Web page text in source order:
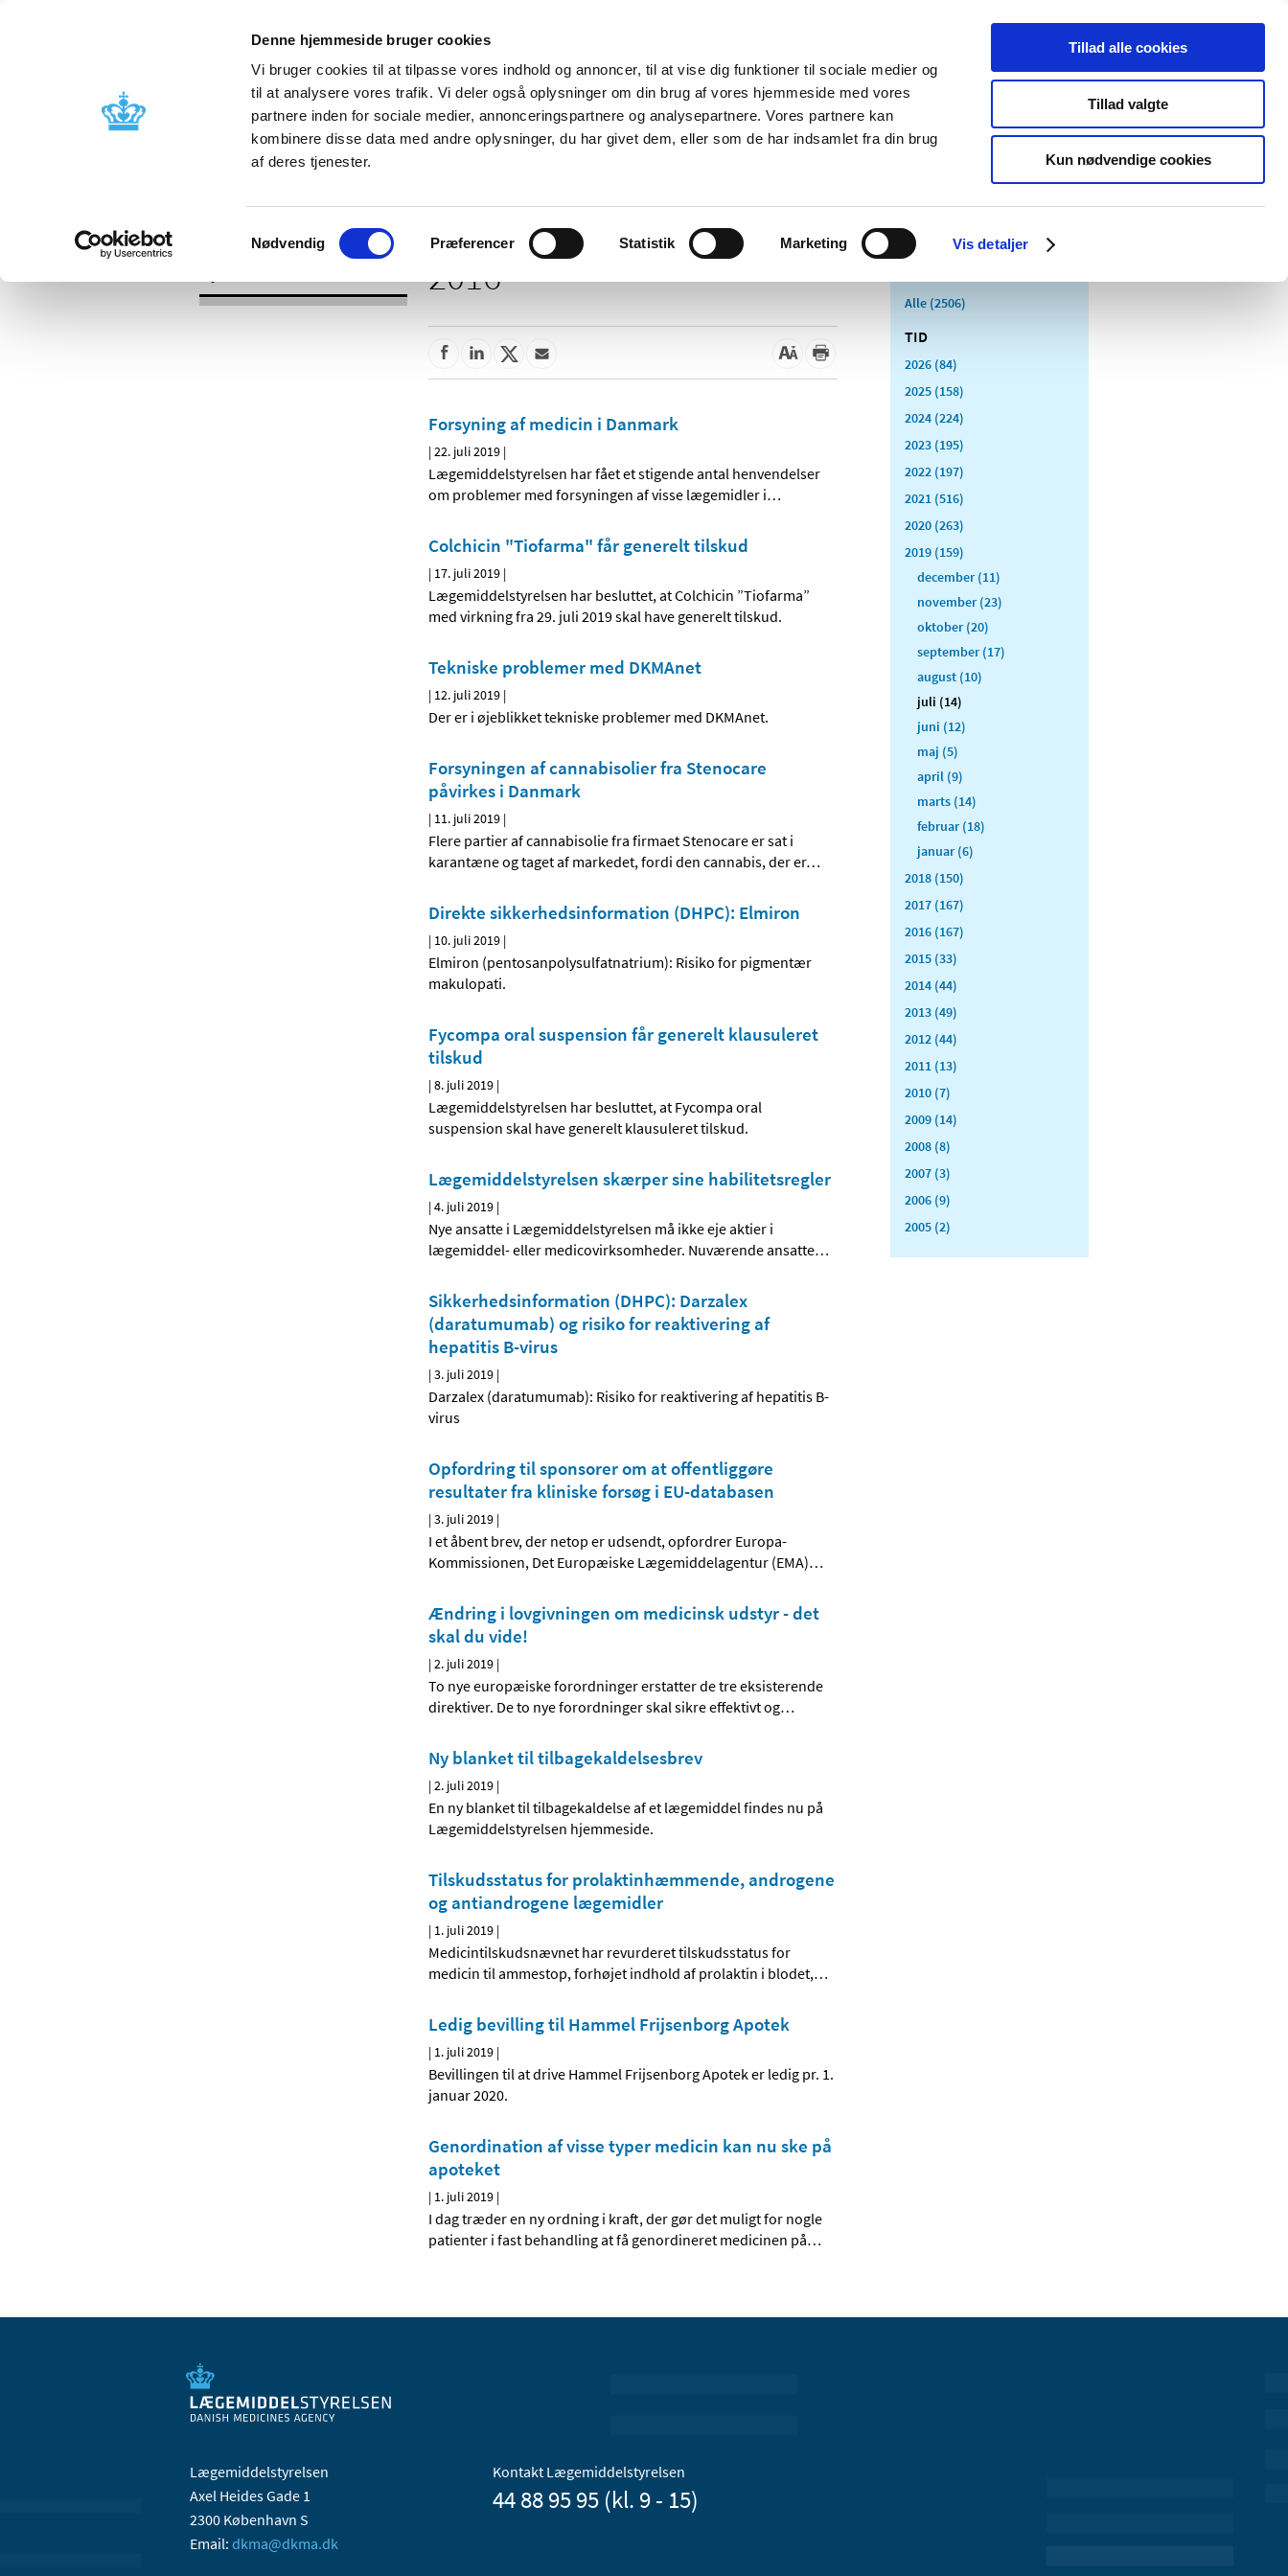
Denne hjemmeside bruger cookies
Vi bruger cookies til at tilpasse vores indhold og annoncer, til at vise dig funktioner til sociale medier og
til at analysere vores trafik. Vi deler også oplysninger om din brug af vores hjemmeside med vores
partnere inden for sociale medier, annonceringspartnere og analysepartnere. Vores partnere kan
kombinere disse data med andre oplysninger, du har givet dem, eller som de har indsamlet fra din brug
af deres tjenester.
Samtykkevalg
Nødvendig Præferencer Statistik Marketing Vis detaljer
Tillad alle cookies
Tillad valgte
Kun nødvendige cookies
Nyheder Om os Kontakt Udgivelser
Godkendelse og
Bivirkninger og
produktinformation
Tilskud og
Apoteker og salg af
Medicinsk
Særlige
produktområder
2016
Forsyning af medicin i Danmark
|22. juli 2019 |
Lægemiddelstyrelsen har fået et stigende antal henvendelser
om problemer med forsyningen af visse lægemidler i…
Colchicin "Tiofarma" får generelt tilskud
| 17. juli 2019 |
Lægemiddelstyrelsen har besluttet, at Colchicin ”Tiofarma”
med virkning fra 29. juli 2019 skal have generelt tilskud.
Tekniske problemer med DKMAnet
| 12. juli 2019 |
Der er i øjeblikket tekniske problemer med DKMAnet.
Forsyningen af cannabisolier fra Stenocare
påvirkes i Danmark
| 11. juli 2019 |
Flere partier af cannabisolie fra firmaet Stenocare er sat i
karantæne og taget af markedet, fordi den cannabis, der er…
Direkte sikkerhedsinformation (DHPC): Elmiron
| 10. juli 2019 |
Elmiron (pentosanpolysulfatnatrium): Risiko for pigmentær
makulopati.
Fycompa oral suspension får generelt klausuleret
tilskud
|8. juli 2019 |
Lægemiddelstyrelsen har besluttet, at Fycompa oral
suspension skal have generelt klausuleret tilskud.
Lægemiddelstyrelsen skærper sine habilitetsregler
|4. juli 2019 |
Nye ansatte i Lægemiddelstyrelsen må ikke eje aktier i
lægemiddel- eller medicovirksomheder. Nuværende ansatte…
Sikkerhedsinformation (DHPC): Darzalex
(daratumumab) og risiko for reaktivering af
hepatitis B-virus
|3. juli 2019 |
Darzalex (daratumumab): Risiko for reaktivering af hepatitis B-
virus
Opfordring til sponsorer om at offentliggøre
resultater fra kliniske forsøg i EU-databasen
|3. juli 2019 |
I et åbent brev, der netop er udsendt, opfordrer Europa-
Kommissionen, Det Europæiske Lægemiddelagentur (EMA)…
Ændring i lovgivningen om medicinsk udstyr - det
skal du vide!
|2. juli 2019 |
To nye europæiske forordninger erstatter de tre eksisterende
direktiver. De to nye forordninger skal sikre effektivt og…
Ny blanket til tilbagekaldelsesbrev
|2. juli 2019 |
En ny blanket til tilbagekaldelse af et lægemiddel findes nu på
Lægemiddelstyrelsen hjemmeside.
Tilskudsstatus for prolaktinhæmmende, androgene
og antiandrogene lægemidler
| 1. juli 2019 |
Medicintilskudsnævnet har revurderet tilskudsstatus for
medicin til ammestop, forhøjet indhold af prolaktin i blodet,…
Ledig bevilling til Hammel Frijsenborg Apotek
| 1. juli 2019 |
Bevillingen til at drive Hammel Frijsenborg Apotek er ledig pr. 1.
januar 2020.
Genordination af visse typer medicin kan nu ske på
apoteket
| 1. juli 2019 |
I dag træder en ny ordning i kraft, der gør det muligt for nogle
patienter i fast behandling at få genordineret medicinen på…
Alle (2506)
TID
2026 (84)
2025 (158)
2024 (224)
2023 (195)
2022 (197)
2021 (516)
2020 (263)
2019 (159)
december (11)
november (23)
oktober (20)
september (17)
august (10)
juli (14)
juni (12)
maj (5)
april (9)
marts (14)
februar (18)
januar (6)
2018 (150)
2017 (167)
2016 (167)
2015 (33)
2014 (44)
2013 (49)
2012 (44)
2011 (13)
2010 (7)
2009 (14)
2008 (8)
2007 (3)
2006 (9)
2005 (2)
Lægemiddelstyrelsen
Axel Heides Gade 1
2300 København S
Email: dkma@dkma.dk
Kontakt Lægemiddelstyrelsen
44 88 95 95 (kl. 9 - 15)